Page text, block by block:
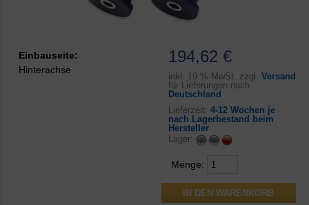
194,62 €
inkl. 19 % MwSt. zzgl. Versand
für Lieferungen nach
Deutschland
Lieferzeit: 4-12 Wochen je
nach Lagerbestand beim
Hersteller
Lager:
Menge:
Einbauseite:
Hinterachse